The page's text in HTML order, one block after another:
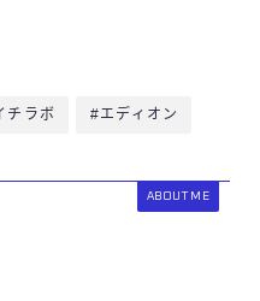
チラボ #エディオン
ABOUT ME